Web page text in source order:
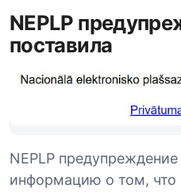
NEPLP
поставила
NEPLP
информацию о том, что